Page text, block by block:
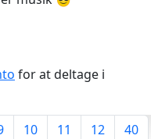
for at deltage i
10 11 12 40